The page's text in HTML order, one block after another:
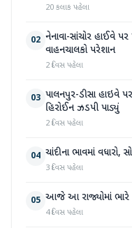
20 કલાક પહેલા
02 નેનાવા-સાંચોર હાઈવે
વાહનચાલકો પરેશાન
2 દિવસ પહેલા
03 પાલનપુર-ડીસા હાઇવે
હિરોઈન ઝડપી પાડ્યું
2 દિવસ પહેલા
04 ચાંદીના ભાવમાં
3 દિવસ પહેલા
05 આજે આ રાજ્યોમાં ભારે
4 દિવસ પહેલા